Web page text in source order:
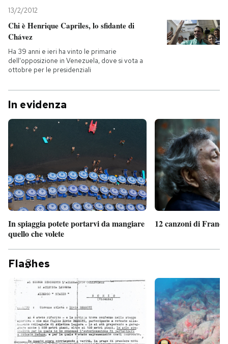
CALENDARIO
AREA PERSONALE
13/2/2012
Chi è Henrique Capriles, lo sfidante di
Chávez
Ha 39 anni e ieri ha vinto le primarie
dell'opposizione in Venezuela, dove si vota a
ottobre per le presidenziali
In evidenza
In spiaggia potete portarvi da mangiare
quello che volete
12 canzoni di
Fla hes